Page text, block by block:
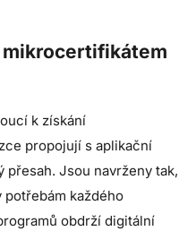
mikrocertifikátem
k získání
propojují s aplikační
přesah. Jsou navrženy tak,
každého
obdrží digitální